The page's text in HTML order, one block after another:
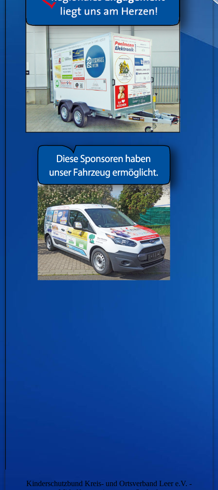
Kinderschutzbund Kreis- und Ortsverband Leer e.V. -